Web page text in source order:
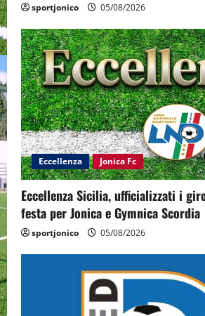
sportjonico 05/08/2026
Eccellenza Jonica Fc
Eccellenza Sicilia, ufficializzati i
festa per Jonica e Gymnica Scordia
sportjonico 05/08/2026